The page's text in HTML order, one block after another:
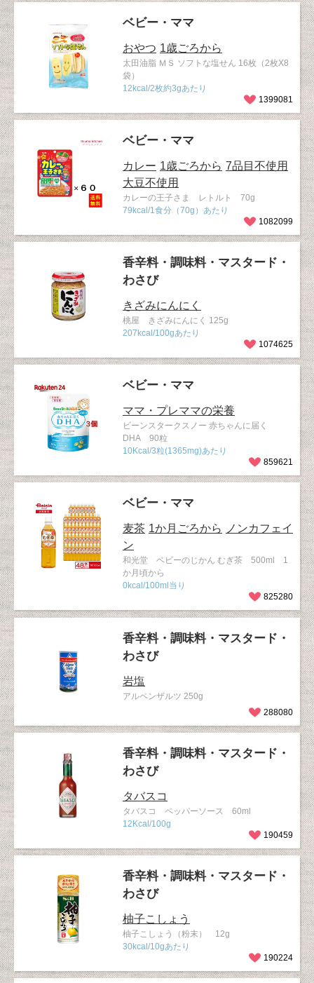
ベビー・ママ
おやつ 1歳ごろから
太田油脂 ＭＳ ソフトな塩せん 16枚（2枚X8
袋）
12kcal/2枚約3gあたり
1399081
ベビー・ママ
カレー 1歳ごろから 7品目不使用
大豆不使用
カレーの王子さま レトルト 70g
79kcal/1食分（70g）あたり
1082099
香辛料・調味料・マスタード・
わさび
きざみにんにく
桃屋 きざみにんにく 125g
207kcal/100gあたり
1074625
ベビー・ママ
ママ・プレママの栄養
ビーンスタークスノー 赤ちゃんに届く
DHA 90粒
10Kcal/3粒(1365mg)あたり
859621
ベビー・ママ
麦茶 1か月ごろから
ノンカフェイ
ン
和光堂 ベビーのじかん むぎ茶 500ml 1
か月頃から
0kcal/100ml当り
825280
香辛料・調味料・マスタード・
わさび
岩塩
アルペンザルツ 250g
288080
香辛料・調味料・マスタード・
わさび
タバスコ
タバスコ ペッパーソース 60ml
12Kcal/100g
190459
香辛料・調味料・マスタード・
わさび
柚子こしょう
柚子こしょう（粉末） 12g
30kcal/10gあたり
190224